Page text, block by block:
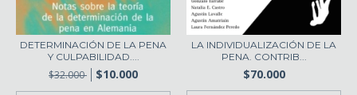
DETERMINACIÓN DE LA PENA
Y CULPABILIDAD....
$32.000 $10.000
LA INDIVIDUALIZACIÓN DE LA
PENA. CONTRIB...
$70.000